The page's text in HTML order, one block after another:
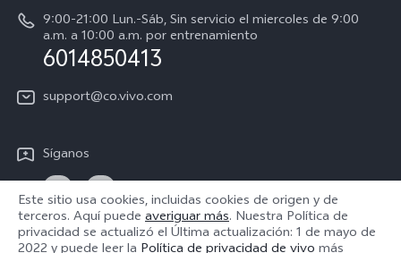
Centro de privacidad de vivo
Accesibilidad
9:00-21:00 Lun.-Sáb, Sin servicio el miercoles de 9:00
a.m. a 10:00 a.m. por entrenamiento
6014850413
support@co.vivo.com
Síganos
Colombia | Seleccione país/región
Este sitio usa cookies, incluidas cookies de origen y de
terceros. Aquí puede averiguar más. Nuestra Política de
privacidad se actualizó el Última actualización: 1 de mayo de